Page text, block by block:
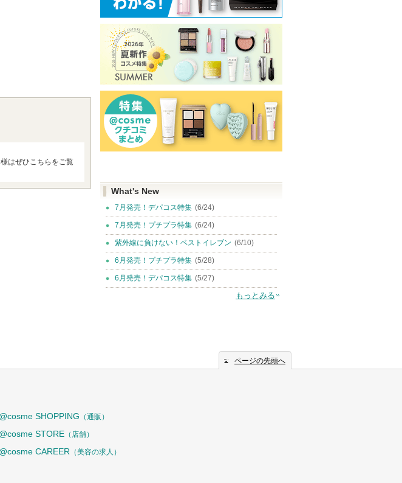
はぜひこちらをご覧
What's New
7月発売！デパコス特集 (6/24)
7月発売！プチプラ特集 (6/24)
紫外線に負けない！ベストイレブン (6/10)
6月発売！プチプラ特集 (5/28)
6月発売！デパコス特集 (5/27)
もっとみる
ページの先頭へ
@cosme SHOPPING （通販）
@cosme STORE （店舗）
@cosme CAREER （美容の求人）